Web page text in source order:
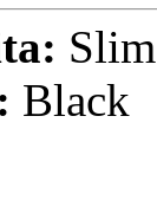
Slim
Black